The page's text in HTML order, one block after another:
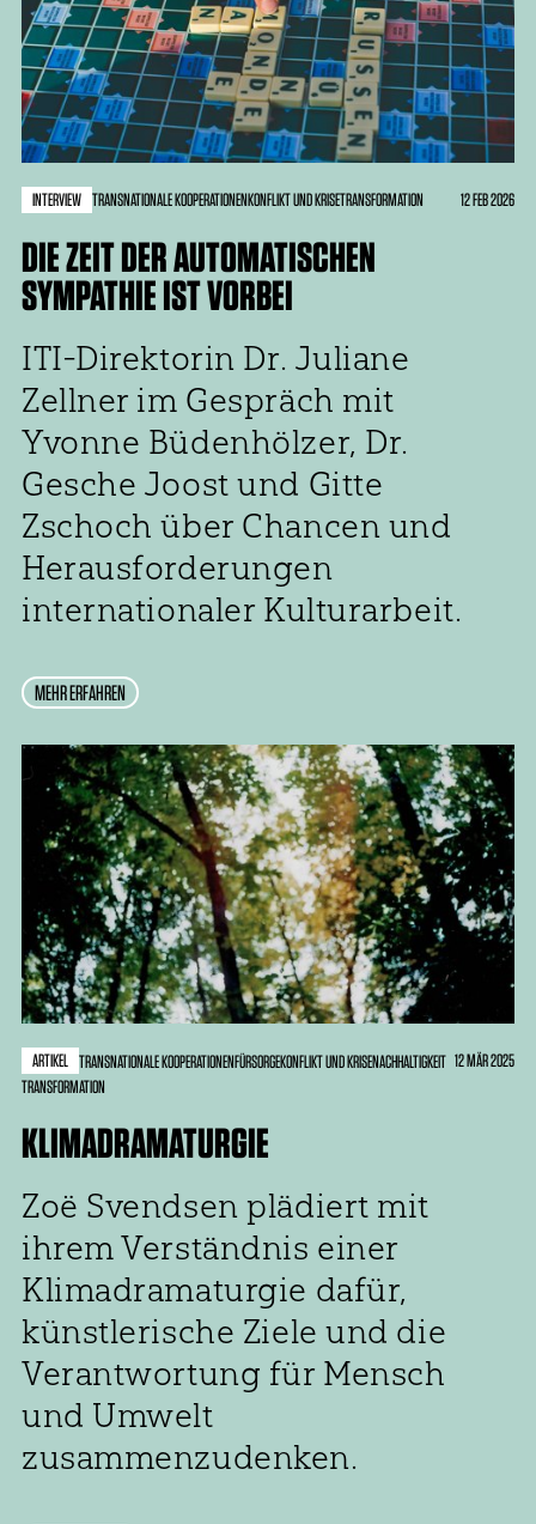
INTERVIEW TRANSNATIONALE KOOPERATIONENKONFLIKT UND KRISETRANSFORMATION 12 FEB 2026
DIE ZEIT DER AUTOMATISCHEN
SYMPATHIE IST VORBEI
ITI-Direktorin Dr. Juliane
Zellner im Gespräch mit
Yvonne Büdenhölzer, Dr.
Gesche Joost und Gitte
Zschoch über Chancen und
Herausforderungen
internationaler Kulturarbeit.
MEHR ERFAHREN
ARTIKEL TRANSNATIONALE KOOPERATIONENFÜRSORGEKONFLIKT UND KRISENACHHALTIGKEIT
TRANSFORMATION
12 MÄR 2025
KLIMADRAMATURGIE
Zoë Svendsen plädiert mit
ihrem Verständnis einer
Klimadramaturgie dafür,
künstlerische Ziele und die
Verantwortung für Mensch
und Umwelt
zusammenzudenken.